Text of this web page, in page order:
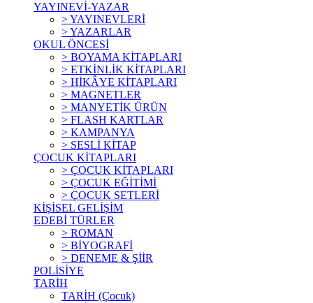
YAYINEVİ-YAZAR
> YAYINEVLERİ
> YAZARLAR
OKUL ÖNCESİ
> BOYAMA KİTAPLARI
> ETKİNLİK KİTAPLARI
> HİKÂYE KİTAPLARI
> MAGNETLER
> MANYETİK ÜRÜN
> FLASH KARTLAR
> KAMPANYA
> SESLİ KİTAP
ÇOCUK KİTAPLARI
> ÇOCUK KİTAPLARI
> ÇOCUK EĞİTİMİ
> ÇOCUK SETLERİ
KİŞİSEL GELİŞİM
EDEBİ TÜRLER
> ROMAN
> BİYOGRAFİ
> DENEME & ŞİİR
POLİSİYE
TARİH
TARİH (Çocuk)